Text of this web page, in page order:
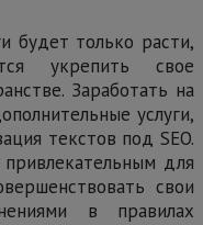
будет только расти,
укрепить свое
Заработать на
услуги,
текстов под SEO.
для
свои
в правилах